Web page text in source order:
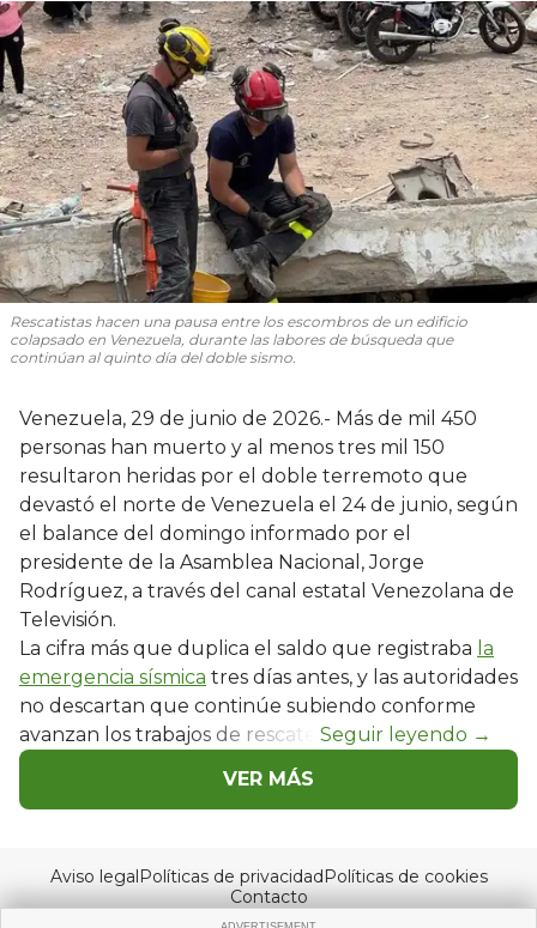
Rescatistas hacen una pausa entre los escombros de un edificio
colapsado en Venezuela, durante las labores de búsqueda que
continúan al quinto día del doble sismo.
Venezuela, 29 de junio de 2026.- Más de mil 450
personas han muerto y al menos tres mil 150
resultaron heridas por el doble terremoto que
devastó el norte de Venezuela el 24 de junio, según
el balance del domingo informado por el
presidente de la Asamblea Nacional, Jorge
Rodríguez, a través del canal estatal Venezolana de
Televisión.
La cifra más que duplica el saldo que registraba la
emergencia sísmica tres días antes, y las autoridades
no descartan que continúe subiendo conforme
avanzan los trabajos de rescate.
VER MÁS
Aviso legalPolíticas de privacidadPolíticas de cookies
Contacto